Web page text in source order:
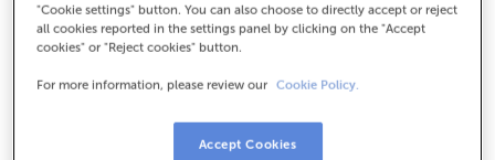
Com arribar
De dilluns a divendres de8:15 a 14:00.
"Cookie settings" button. You can also choose to directly accept or reject
all cookies reported in the settings panel by clicking on the "Accept
cookies" or "Reject cookies" button.
For more information, please review our Cookie Policy.
Accept Cookies